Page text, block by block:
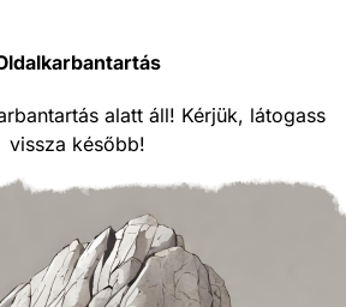
alatt áll! Kérjük, látogass
vissza később!